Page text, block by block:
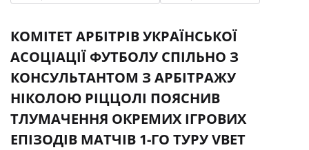
КОМІТЕТ АРБІТРІВ УКРАЇНСЬКОЇ
АСОЦІАЦІЇ ФУТБОЛУ СПІЛЬНО З
КОНСУЛЬТАНТОМ З АРБІТРАЖУ
НІКОЛОЮ РІЦЦОЛІ ПОЯСНИВ
ТЛУМАЧЕННЯ ОКРЕМИХ ІГРОВИХ
ЕПІЗОДІВ МАТЧІВ 1-ГО ТУРУ VBET